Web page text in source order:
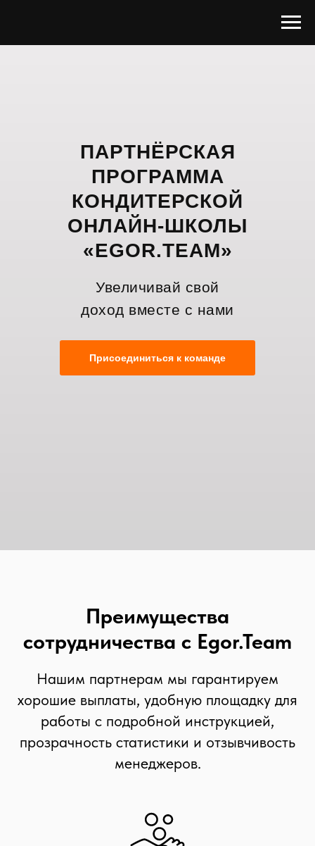
ПАРТНЁРСКАЯ
ПРОГРАММА
КОНДИТЕРСКОЙ
ОНЛАЙН-ШКОЛЫ
«EGOR.TEAM»
Увеличивай свой
доход вместе с нами
Присоединиться к команде
Преимущества
сотрудничества с Egor.Team
Нашим партнерам мы гарантируем
хорошие выплаты, удобную площадку для
работы с подробной инструкцией,
прозрачность статистики и отзывчивость
менеджеров.